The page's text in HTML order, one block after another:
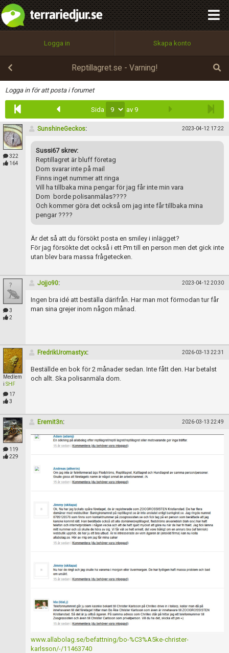
Logga in Skapa konto
Reptillagret.se - Varning!
Logga in för att posta i forumet
Sida av 9
322
164
SunshineGeckos: 2023-04-12 17:22
Sussi67 skrev:
Reptillagret är bluff företag
Dom svarar inte på mail
Finns inget nummer att ringa
Vill ha tillbaka mina pengar för jag får inte min vara
Dom borde polisanmälas????
Och kommer göra det också om jag inte får tillbaka mina
pengar ????
Är det så att du försökt posta en smiley i inlägget?
För jag försökte det också i ett Pm till en person men det gick inte
utan blev bara massa frågetecken.
3
2
Jojjo90: 2023-04-12 20:30
Ingen bra idé att beställa därifrån. Har man mot förmodan tur får
man sina grejer inom någon månad.
Medlem
i SHF
17
3
FredrikUromastyx: 2026-03-13 22:31
Beställde en bok för 2 månader sedan. Inte fått den. Har betalst
och allt. Ska polisanmäla dom.
119
229
Eremit3n: 2026-03-13 22:49
www.allabolag.se/befattning/bo-%C3%A5ke-christer-
karlsson/-/11463740
Infoga
Utför
100%
OK
integritetspolicy
Namn:
Epost:
Användarnamn:
Lösenord:
Terms of Service
Begär nytt lösenord
Tillbaka till förstasidan